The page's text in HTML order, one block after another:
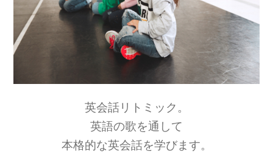
英会話リトミック。
英語の歌を通して
本格的な英会話を学びます。